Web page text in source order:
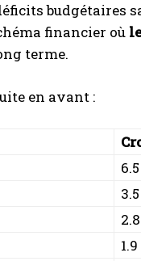
budgétaires
financier où
terme.
en avant :
6.5
3.5
2.8
1.9